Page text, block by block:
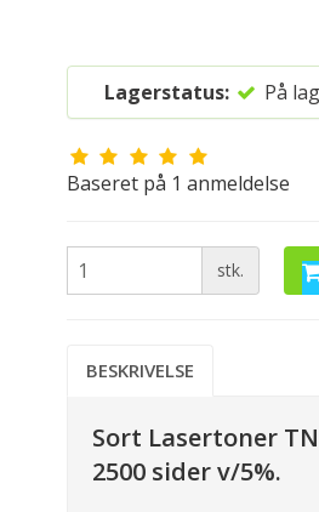
Lagerstatus: På
Baseret på 1 anmeldelse
stk.
BESKRIVELSE
Sort Lasertoner
2500 sider v/5%.